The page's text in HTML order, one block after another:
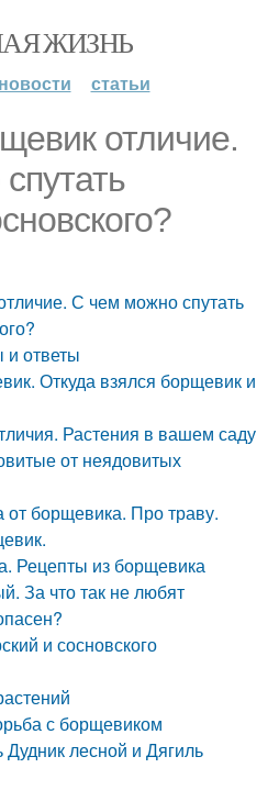
ЖИЗНЬ
новости статьи
отличие.
С чем можно спутать
ответы
Откуда взялся борщевик и
Растения в вашем саду
от неядовитых
от борщевика. Про траву.
Рецепты из борщевика
За что так не любят
и сосновского
с борщевиком
Дудник лесной и Дягиль